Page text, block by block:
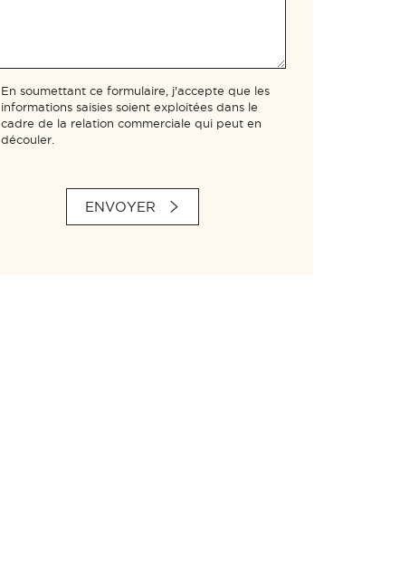
En soumettant ce formulaire, j'accepte que les
informations saisies soient exploitées dans le
cadre de la relation commerciale qui peut en
découler.
ENVOYER